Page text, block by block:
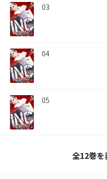
03
04
05
全12巻を